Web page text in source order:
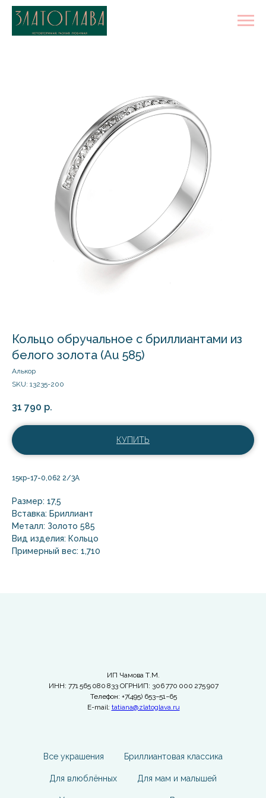
Кольцо обручальное с бриллиантами из
белого золота (Au 585)
Алькор
SKU: 13235-200
31 790 р.
КУПИТЬ
15кр-17-0,062 2/3А
Размер: 17,5
Вставка: Бриллиант
Металл: Золото 585
Вид изделия: Кольцо
Примерный вес: 1,710
ИП Чамова Т.М.
ИНН: 771 565 080 833 ОГРНИП: 306 770 000 275 907
Телефон: +7(495) 653−51−65
E-mail: tatiana@zlatoglava.ru
Все украшения Бриллиантовая классика
Для влюблённых Для мам и малышей